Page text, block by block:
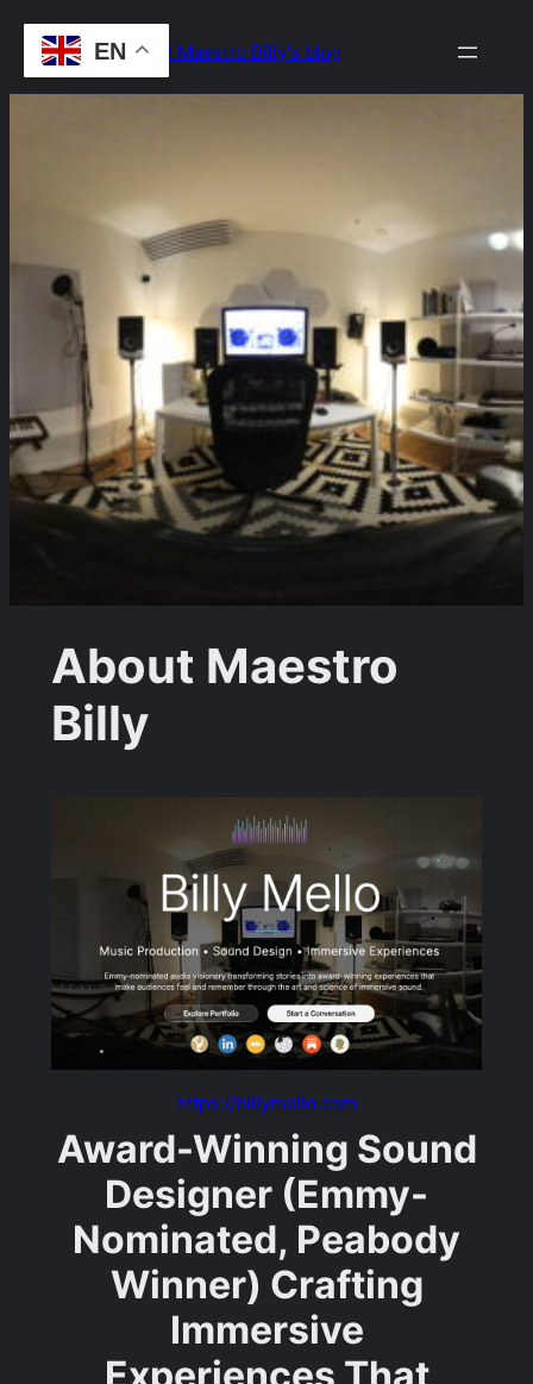
Skip
content
Drop the Beat! Maestro Billy's blog
About Maestro
Billy
https://billymello.com
Award-Winning Sound
Designer (Emmy-
Nominated, Peabody
Winner) Crafting
Immersive
EN